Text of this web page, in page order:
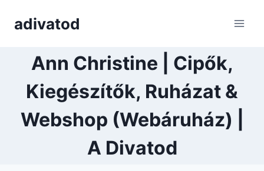
adivatod
Ann Christine | Cipők,
Kiegészítők, Ruházat &
Webshop (Webáruház) |
A Divatod